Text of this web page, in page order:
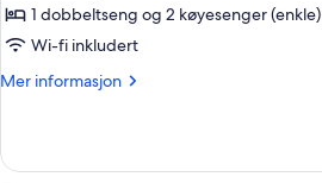
1 dobbeltseng og 2 køyesenger (enkle)
Wi-fi inkludert
Mer informasjon
Mer